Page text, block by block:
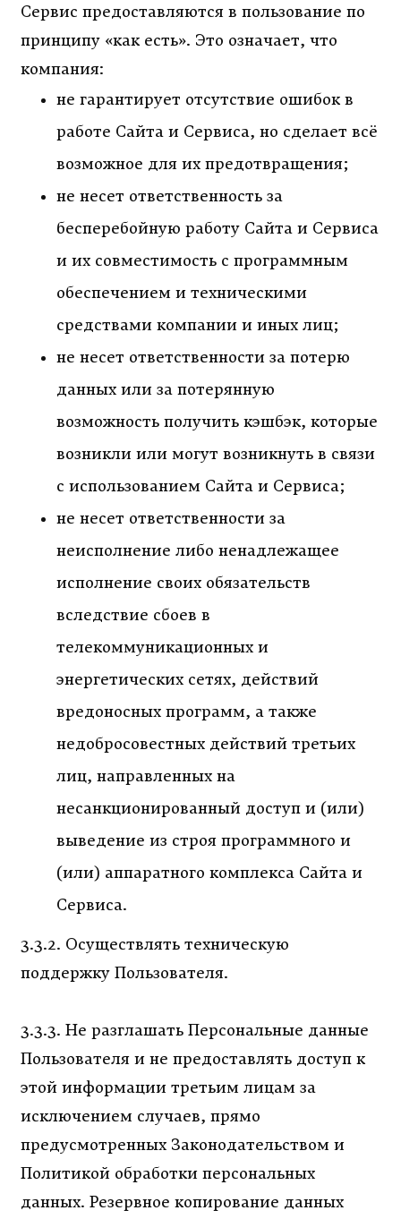
Сервис предоставляются в пользование по
принципу «как есть». Это означает, что
компания:
не гарантирует отсутствие ошибок в
работе Сайта и Сервиса, но сделает всё
возможное для их предотвращения;
не несет ответственность за
бесперебойную работу Сайта и Сервиса
и их совместимость с программным
обеспечением и техническими
средствами компании и иных лиц;
не несет ответственности за потерю
данных или за потерянную
возможность получить кэшбэк, которые
возникли или могут возникнуть в связи
с использованием Сайта и Сервиса;
не несет ответственности за
неисполнение либо ненадлежащее
исполнение своих обязательств
вследствие сбоев в
телекоммуникационных и
энергетических сетях, действий
вредоносных программ, а также
недобросовестных действий третьих
лиц, направленных на
несанкционированный доступ и (или)
выведение из строя программного и
(или) аппаратного комплекса Сайта и
Сервиса.
3.3.2. Осуществлять техническую
поддержку Пользователя.
3.3.3. Не разглашать Персональные данные
Пользователя и не предоставлять доступ к
этой информации третьим лицам за
исключением случаев, прямо
предусмотренных Законодательством и
Политикой обработки персональных
данных. Резервное копирование данных